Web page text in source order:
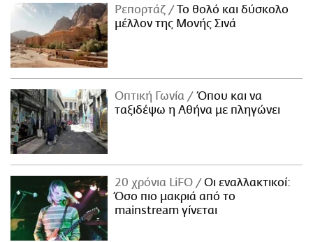
Ρεπορτάζ
Το θολό και δύσκολο
μέλλον της Μονής Σινά
Οπτική Γωνία
Όπου και να
ταξιδέψω η Αθήνα με πληγώνει
20 χρόνια LiFO
Οι εναλλακτικοί:
Όσο πιο μακριά από το
mainstream γίνεται